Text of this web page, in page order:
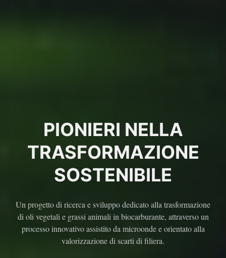
PIONIERI NELLA
TRASFORMAZIONE
SOSTENIBILE
Un progetto di ricerca e sviluppo dedicato alla trasformazione
di oli vegetali e grassi animali in biocarburante, attraverso un
processo innovativo assistito da microonde e orientato alla
valorizzazione di scarti di filiera.